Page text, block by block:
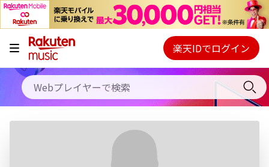
キャンペーン
料金プラン
使い方
Webプレイヤー
ご契約内容の確認・変更
楽天IDでログイン